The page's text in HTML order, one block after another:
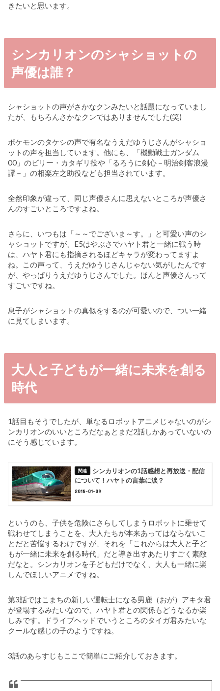
きたいと思います。
シンカリオンのシャショットの
声優は誰？
シャショットの声がさかなクンみたいと話題になっていまし
たが、もちろんさかなクンではありませんでした(笑)
ポケモンのタケシの声で有名なうえだゆうじさんがシャショ
ットの声を担当しています。他にも、「機動戦士ガンダム
00」のビリー・カタギリ役や「るろうに剣心－明治剣客浪漫
譚－」の相楽左之助役なども担当されています。
全然印象が違って、同じ声優さんに思えないところが声優さ
んのすごいところですよね。
さらに、いつもは「～～でございま～す。」と可愛い声のシ
ャショットですが、E5はやぶさでハヤト君と一緒に戦う時
は、ハヤト君にも指摘されるほどキャラが変わってますよ
ね。この声って、うえだゆうじさんじゃない気がしたんです
が、やっぱりうえだゆうじさんでした。ほんと声優さんって
すごいですね。
息子がシャショットの真似をするのが可愛いので、つい一緒
に見てしまいます。
大人と子どもが一緒に未来を創る
時代
1話目もそうでしたが、単なるロボットアニメじゃないのがシ
ンカリオンのいいところだなぁとまだ2話しかあっていないの
にそう感じています。
シンカリオンの1話感想と再放送・配信
について！ハヤトの言葉に涙？
2018-01-09
というのも、子供を危険にさらしてしまうロボットに乗せて
戦わせてしまうことを、大人たちが本来あってはならないこ
とだと苦悩するわけですが、それを「これからは大人と子ど
もが一緒に未来を創る時代」だと導き出すあたりすごく素敵
だなと。シンカリオンを子どもだけでなく、大人も一緒に楽
しんでほしいアニメですね。
第3話ではこまちの新しい運転士になる男鹿（おが）アキタ君
が登場するみたいなので、ハヤト君との関係もどうなるか楽
しみです。ドライブヘッドでいうところのタイガ君みたいな
クールな感じの子のようですね。
3話のあらすじもここで簡単にご紹介しておきます。